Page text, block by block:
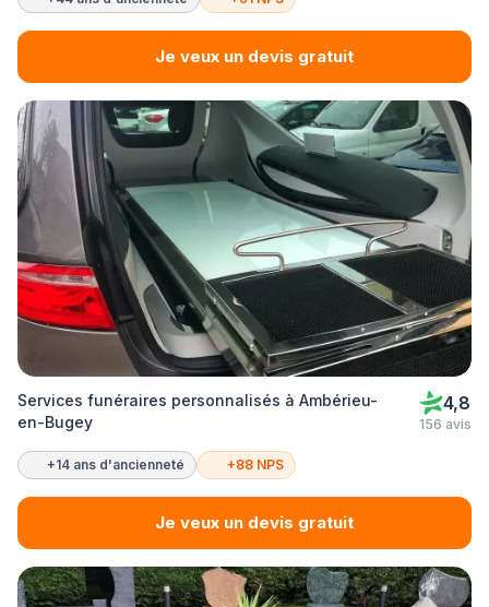
Je veux un devis gratuit
Services funéraires personnalisés à Ambérieu-
en-Bugey
4,8
156 avis
+14 ans d'ancienneté +88 NPS
Je veux un devis gratuit